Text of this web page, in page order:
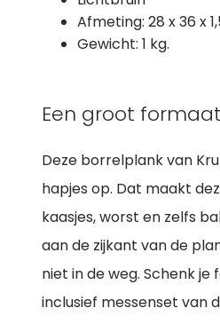
Afmeting: 28 x 36 x
Gewicht: 1 kg.
Een groot
Deze borrelplank van
hapjes op. Dat maakt
kaasjes, worst en zelfs
aan de zijkant van de
niet in de weg. Schenk
inclusief messenset van